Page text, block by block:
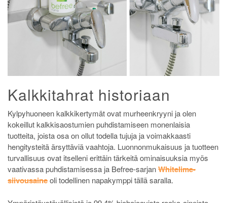
Kalkkitahrat historiaan
Kylpyhuoneen kalkkikertymät ovat murheenkryyni ja olen
kokeillut kalkkisaostumien puhdistamiseen monenlaisia
tuotteita, joista osa on ollut todella tujuja ja voimakkaasti
hengitysteitä ärsyttäviä vaahtoja. Luonnonmukaisuus ja tuotteen
turvallisuus ovat itselleni erittäin tärkeitä ominaisuuksia myös
vaativassa puhdistamisessa ja Befree-sarjanWhitelime-
siivousaineoli todellinen napakymppi tällä saralla.